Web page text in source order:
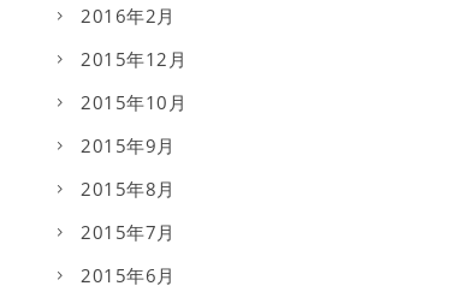
2016年2月
2015年12月
2015年10月
2015年9月
2015年8月
2015年7月
2015年6月